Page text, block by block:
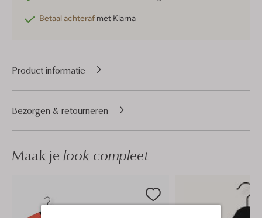
Betaal achteraf met Klarna
Product informatie
Bezorgen & retourneren
Maak je look compleet